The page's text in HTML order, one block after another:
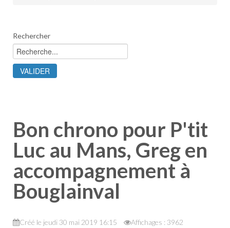
Rechercher
Bon chrono pour P'tit
Luc au Mans, Greg en
accompagnement à
Bouglainval
Créé le jeudi 30 mai 2019 16:15 Affichages : 3962